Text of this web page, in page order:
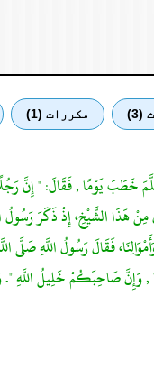
مكررات (1)
خَطَبَ يَوْمًا , فَقَالَ: " إِنَّ
هَذَا الشَّيْخِ، إِذْ ذَكَرَ رَسُولُ
فَقَالَ رَسُولُ اللَّهِ صَلَّى
, وَإِنَّ صَاحِبَكُمْ خَلِيلُ